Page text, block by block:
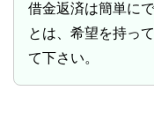
借金返済は簡単に
とは、希望を持っ
て下さい。